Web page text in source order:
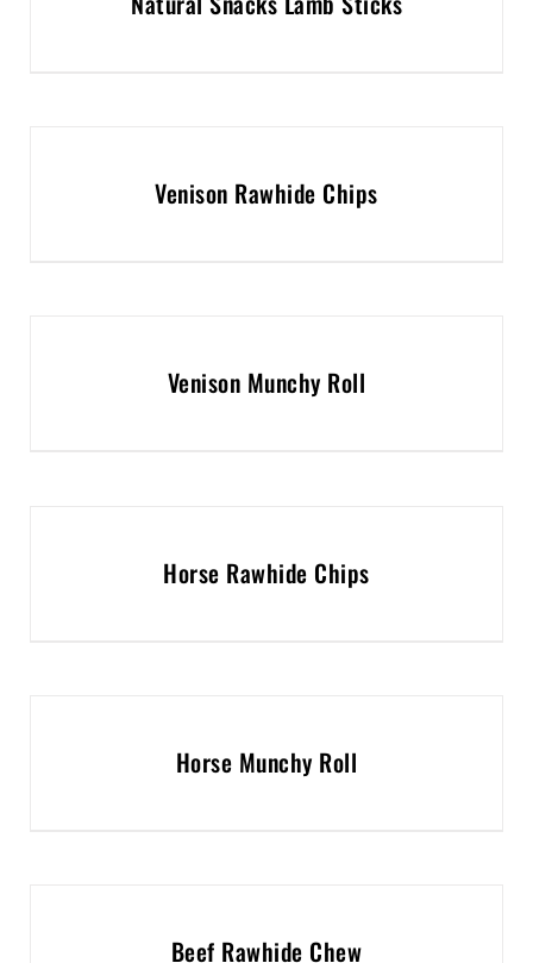
Venison Rawhide Chips
Venison Munchy Roll
Horse Rawhide Chips
Horse Munchy Roll
Beef Rawhide Chew